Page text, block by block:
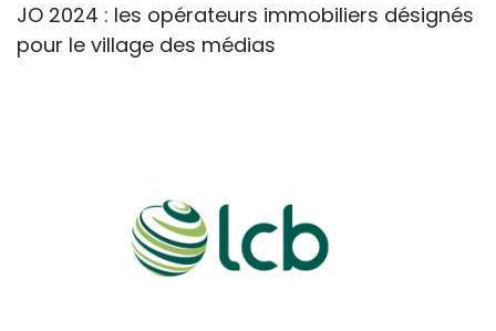
JO 2024 : les opérateurs immobiliers désignés
pour le village des médias